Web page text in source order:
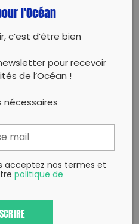
d’un projet
événement est le
9 événements
8 coins de la ville du
le tout précédé
!
il y a, et à très très
si ce n’est toi ? »
!
l'Océan
c’est d’être bien
pour recevoir
de l’Océan !
nécessaires
acceptez nos termes et
politique de